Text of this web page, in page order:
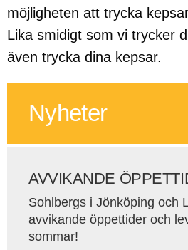
möjligheten att trycka
Lika smidigt som vi trycker
även trycka dina kepsar.
Nyheter
AVVIKANDE
Sohlbergs i Jönköping och
avvikande öppettider och
sommar!